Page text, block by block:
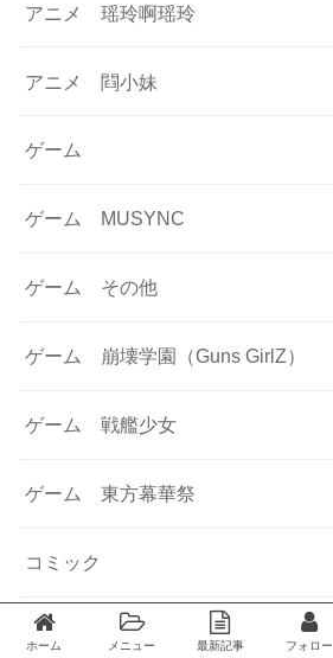
アニメ 瑶玲啊瑶玲
アニメ 閰小妹
ゲーム
ゲーム MUSYNC
ゲーム その他
ゲーム 崩壊学園（Guns GirlZ）
ゲーム 戦艦少女
ゲーム 東方幕華祭
コミック
パクリ
ホーム メニュー 最新記事 フォロー
Twitter